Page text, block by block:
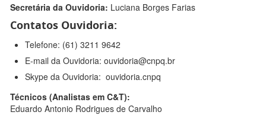
Secretária da Ouvidoria: Luciana Borges Farias
Contatos Ouvidoria:
Telefone: (61) 3211 9642
E-mail da Ouvidoria: ouvidoria@cnpq.br
Skype da Ouvidoria: ouvidoria.cnpq
Técnicos (Analistas em C&T):
Eduardo Antonio Rodrigues de Carvalho